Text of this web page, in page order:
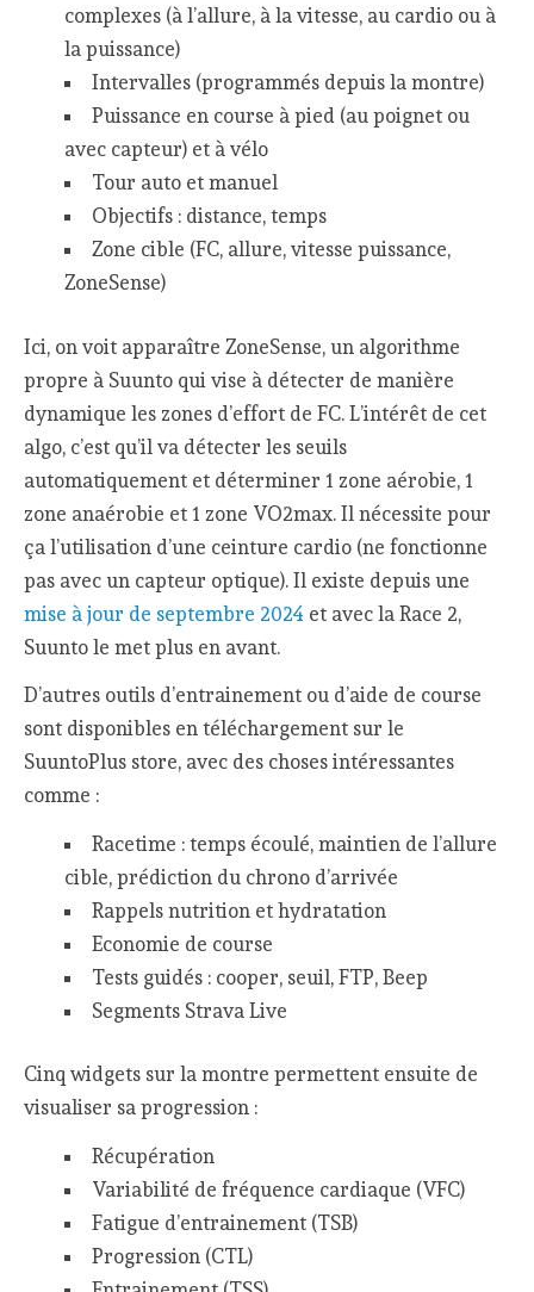
complexes (à l’allure, à la vitesse, au cardio ou à
la puissance)
Intervalles (programmés depuis la montre)
Puissance en course à pied (au poignet ou
avec capteur) et à vélo
Tour auto et manuel
Objectifs : distance, temps
Zone cible (FC, allure, vitesse puissance,
ZoneSense)
Ici, on voit apparaître ZoneSense, un algorithme
propre à Suunto qui vise à détecter de manière
dynamique les zones d’effort de FC. L’intérêt de cet
algo, c’est qu’il va détecter les seuils
automatiquement et déterminer 1 zone aérobie, 1
zone anaérobie et 1 zone VO2max. Il nécessite pour
ça l’utilisation d’une ceinture cardio (ne fonctionne
pas avec un capteur optique). Il existe depuis une
mise à jour de septembre 2024 et avec la Race 2,
Suunto le met plus en avant.
D’autres outils d’entrainement ou d’aide de course
sont disponibles en téléchargement sur le
SuuntoPlus store, avec des choses intéressantes
comme :
Racetime : temps écoulé, maintien de l’allure
cible, prédiction du chrono d’arrivée
Rappels nutrition et hydratation
Economie de course
Tests guidés : cooper, seuil, FTP, Beep
Segments Strava Live
Cinq widgets sur la montre permettent ensuite de
visualiser sa progression :
Récupération
Variabilité de fréquence cardiaque (VFC)
Fatigue d’entrainement (TSB)
Progression (CTL)